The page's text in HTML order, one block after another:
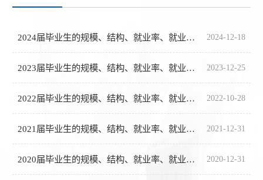
2024届毕业生的规模、结构、就业率、就业流向 2024-12-18
2023届毕业生的规模、结构、就业率、就业流向 2023-12-25
2022届毕业生的规模、结构、就业率、就业流向 2022-10-28
2021届毕业生的规模、结构、就业率、就业流向 2021-12-31
2020届毕业生的规模、结构、就业率、就业流向 2020-12-31